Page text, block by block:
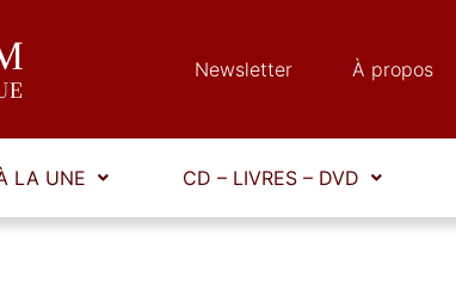
Newsletter À propos
LA UNE CD – LIVRES – DVD